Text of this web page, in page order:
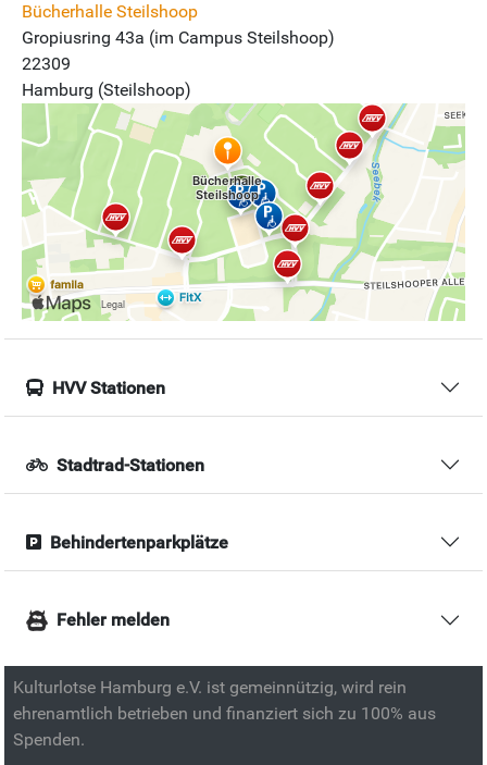
Bücherhalle Steilshoop
Gropiusring 43a (im Campus Steilshoop)
22309
Hamburg (Steilshoop)
HVV Stationen
Stadtrad-Stationen
Behindertenparkplätze
Fehler melden
Kulturlotse Hamburg e.V. ist gemeinnützig, wird rein
ehrenamtlich betrieben und finanziert sich zu 100% aus
Spenden.